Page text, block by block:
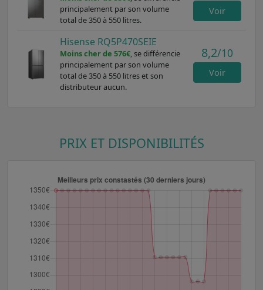
principalement par son volume
total de 350 à 550 litres.
Voir
Hisense RQ5P470SEIE
Moins cher de 576€, se différencie
principalement par son volume
total de 350 à 550 litres et son
distributeur aucun.
8,2/10
Voir
PRIX ET DISPONIBILITÉS